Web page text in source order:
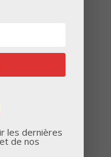
dernières
de nos projets.
les dernières
de nos